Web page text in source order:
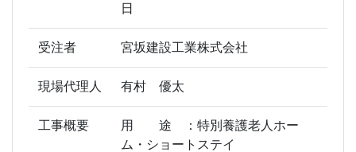
日
受注者 宮坂建設工業株式会社
現場代理人 有村 優太
工事概要
用 途 ：特別養護老人ホー
ム・ショートステイ